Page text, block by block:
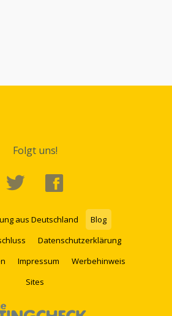
Folgt uns!
aus Deutschland
Blog
Datenschutzerklärung
Impressum
Werbehinweis
Sites